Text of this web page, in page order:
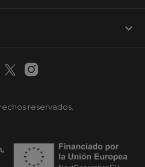
reservados.
